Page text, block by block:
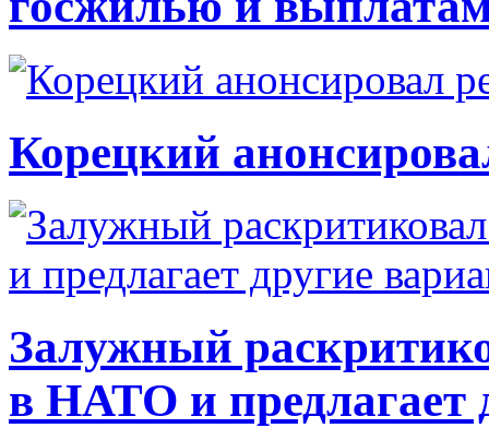
Корецкий
Залужный
в НАТО и предлагает